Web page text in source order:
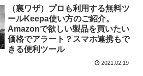
（裏ワザ）プロも利用する無料ツ
ールKeepa使い方のご紹介。
Amazonで欲しい製品を買いたい
価格でアラート？スマホ連携もで
きる便利ツール
2021.02.19